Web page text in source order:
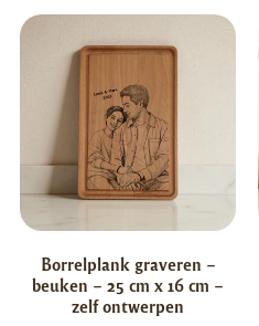
Borrelplank graveren –
beuken – 25 cm x 16 cm –
zelf ontwerpen